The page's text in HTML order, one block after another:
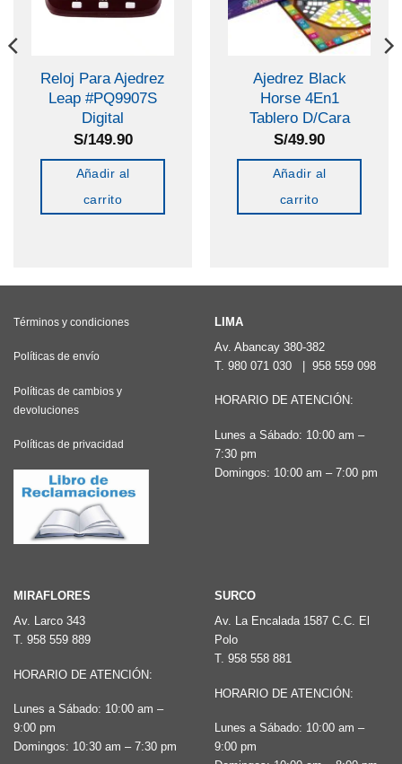
Reloj Para Ajedrez
Leap #PQ9907S
Digital
S/149.90
Añadir al
carrito
Ajedrez Black
Horse 4En1
Tablero D/Cara
S/49.90
Añadir al
carrito
Términos y condiciones
Políticas de envío
Políticas de cambios y
devoluciones
Políticas de privacidad
LIMA
Av. Abancay 380-382
T. 980 071 030 | 958 559 098
HORARIO DE ATENCIÓN:
Lunes a Sábado: 10:00 am –
7:30 pm
Domingos: 10:00 am – 7:00 pm
MIRAFLORES
Av. Larco 343
T. 958 559 889
HORARIO DE ATENCIÓN:
Lunes a Sábado: 10:00 am –
9:00 pm
Domingos: 10:30 am – 7:30 pm
SURCO
Av. La Encalada 1587 C.C. El
Polo
T. 958 558 881
HORARIO DE ATENCIÓN:
Lunes a Sábado: 10:00 am –
9:00 pm